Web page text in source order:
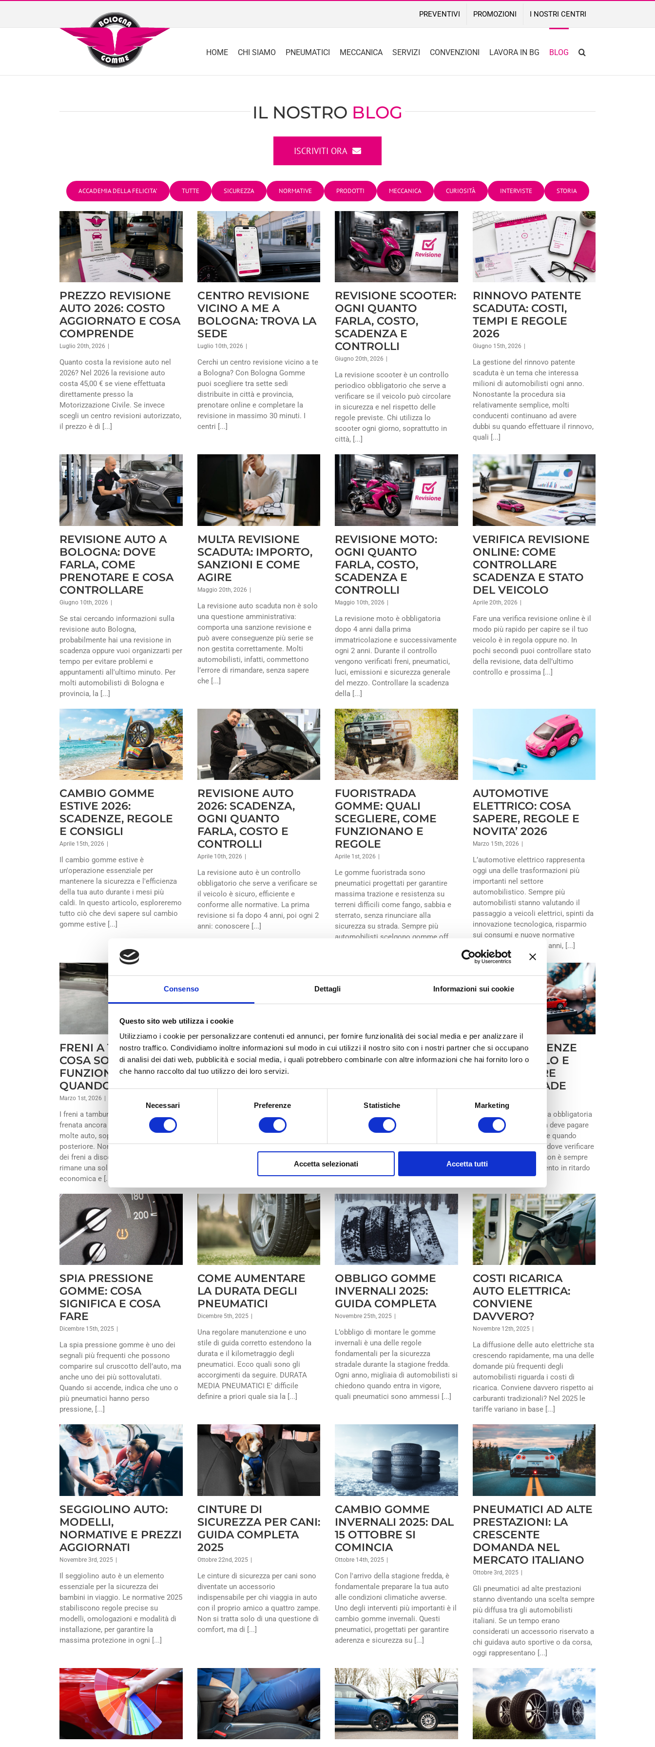
Consenso Dettagli Informazioni sui cookie
Questo sito web utilizza i cookie
Utilizziamo i cookie per personalizzare contenuti ed annunci, per fornire funzionalità dei social media e per analizzare il
nostro traffico. Condividiamo inoltre informazioni sul modo in cui utilizzi il nostro sito con i nostri partner che si occupano
di analisi dei dati web, pubblicità e social media, i quali potrebbero combinarle con altre informazioni che hai fornito loro o
che hanno raccolto dal tuo utilizzo dei loro servizi.
Necessari Preferenze Statistiche Marketing
Accetta selezionati Accetta tutti
content
PREVENTIVI PROMOZIONI I NOSTRI CENTRI
HOME CHI SIAMO PNEUMATICI MECCANICA SERVIZI CONVENZIONI LAVORA IN BG BLOG
IL NOSTRO BLOG
ISCRIVITI ORA
ACCADEMIA DELLA FELICITA’ TUTTE SICUREZZA NORMATIVE PRODOTTI MECCANICA CURIOSITÀ INTERVISTE STORIA
PREZZO REVISIONE
AUTO 2026: COSTO
AGGIORNATO E COSA
COMPRENDE
Luglio 20th, 2026
Quanto costa la revisione auto nel
2026? Nel 2026 la revisione auto
costa 45,00 € se viene effettuata
direttamente presso la
Motorizzazione Civile. Se invece
scegli un centro revisioni autorizzato,
il prezzo è di [...]
CENTRO REVISIONE
VICINO A ME A
BOLOGNA: TROVA LA
SEDE
Luglio 10th, 2026
Cerchi un centro revisione vicino a te
a Bologna? Con Bologna Gomme
puoi scegliere tra sette sedi
distribuite in città e provincia,
prenotare online e completare la
revisione in massimo 30 minuti. I
centri [...]
REVISIONE SCOOTER:
OGNI QUANTO
FARLA, COSTO,
SCADENZA E
CONTROLLI
Giugno 20th, 2026
La revisione scooter è un controllo
periodico obbligatorio che serve a
verificare se il veicolo può circolare
in sicurezza e nel rispetto delle
regole previste. Chi utilizza lo
scooter ogni giorno, soprattutto in
città, [...]
RINNOVO PATENTE
SCADUTA: COSTI,
TEMPI E REGOLE
2026
Giugno 15th, 2026
La gestione del rinnovo patente
scaduta è un tema che interessa
milioni di automobilisti ogni anno.
Nonostante la procedura sia
relativamente semplice, molti
conducenti continuano ad avere
dubbi su quando effettuare il rinnovo,
quali [...]
REVISIONE AUTO A
BOLOGNA: DOVE
FARLA, COME
PRENOTARE E COSA
CONTROLLARE
Giugno 10th, 2026 |
Se stai cercando informazioni sulla
revisione auto Bologna,
probabilmente hai una revisione in
scadenza oppure vuoi organizzarti per
tempo per evitare problemi e
appuntamenti all'ultimo minuto. Per
molti automobilisti di Bologna e
provincia, la [...]
MULTA REVISIONE
SCADUTA: IMPORTO,
SANZIONI E COME
AGIRE
Maggio 20th, 2026 |
La revisione auto scaduta non è solo
una questione amministrativa:
comporta una sanzione revisione e
può avere conseguenze più serie se
non gestita correttamente. Molti
automobilisti, infatti, commettono
l’errore di rimandare, senza sapere
che [...]
REVISIONE MOTO:
OGNI QUANTO
FARLA, COSTO,
SCADENZA E
CONTROLLI
Maggio 10th, 2026 |
La revisione moto è obbligatoria
dopo 4 anni dalla prima
immatricolazione e successivamente
ogni 2 anni. Durante il controllo
vengono verificati freni, pneumatici,
luci, emissioni e sicurezza generale
del mezzo. Controllare la scadenza
della [...]
VERIFICA REVISIONE
ONLINE: COME
CONTROLLARE
SCADENZA E STATO
DEL VEICOLO
Aprile 20th, 2026 |
Fare una verifica revisione online è il
modo più rapido per capire se il tuo
veicolo è in regola oppure no. In
pochi secondi puoi controllare stato
della revisione, data dell’ultimo
controllo e prossima [...]
CAMBIO GOMME
ESTIVE 2026:
SCADENZE, REGOLE
E CONSIGLI
Aprile 15th, 2026
Il cambio gomme estive è
un'operazione essenziale per
mantenere la sicurezza e l'efficienza
della tua auto durante i mesi più
caldi. In questo articolo, esploreremo
tutto ciò che devi sapere sul cambio
gomme estive [...]
REVISIONE AUTO
2026: SCADENZA,
OGNI QUANTO
FARLA, COSTO E
CONTROLLI
Aprile 10th, 2026
La revisione auto è un controllo
obbligatorio che serve a verificare se
il veicolo è sicuro, efficiente e
conforme alle normative. La prima
revisione si fa dopo 4 anni, poi ogni 2
anni: conoscere [...]
FUORISTRADA
GOMME: QUALI
SCEGLIERE, COME
FUNZIONANO E
REGOLE
Aprile 1st, 2026
Le gomme fuoristrada sono
pneumatici progettati per garantire
massima trazione e resistenza su
terreni difficili come fango, sabbia e
sterrato, senza rinunciare alla
sicurezza su strada. Sempre più
automobilisti scelgono gomme off
AUTOMOTIVE
ELETTRICO: COSA
SAPERE, REGOLE E
NOVITA’ 2026
Marzo 15th, 2026
L’automotive elettrico rappresenta
oggi una delle trasformazioni più
importanti nel settore
automobilistico. Sempre più
automobilisti stanno valutando il
passaggio a veicoli elettrici, spinti da
innovazione tecnologica, risparmio
sui consumi e nuove normative
ambientali.Negli ultimi anni, [...]
FRENI A TAMBURO:
COSA SONO, COME
FUNZIONANO E
QUANDO CAMBIARLI
Marzo 1st, 2026 |
I freni a tamburo sono un sistema di
frenata ancora oggi utilizzato su
molte auto, soprattutto sull’asse
posteriore. Nonostante l’evoluzione
dei freni a disco, il freno a tamburo
rimane una soluzione affidabile,
economica e [...]
FRIZIONE: COS’E’,
COME FUNZIONA E
QUANDO CAMBIARLA
La frizione è uno dei componenti più
un’auto. Senza di essa, non sarebbe
possibile cambiare marcia né
controllare correttamente la partenza
e l’arresto del veicolo. Che si tratti di
ADBLUE: COS’E’, A
COSA SERVE E COSA
L’AdBlue è un liquido indispensabile
motori diesel moderni, ma non
sempre è chiaro cos’è davvero, a
cosa serve e perché oggi è diventato
obbligatorio. Introdotto per ridurre le
[...]
BOLLO SCADENZE
2026: CALCOLO E
COME VEDERE
QUANDO SCADE
Il bollo auto è una tassa obbligatoria
che ogni automobilista deve pagare
annualmente, ma capire quando
scade, quanto costa e dove verificare
le scadenze del bollo non è sempre
immediato. Un pagamento in ritardo
[...]
SPIA PRESSIONE
GOMME: COSA
SIGNIFICA E COSA
FARE
Dicembre 15th, 2025
La spia pressione gomme è uno dei
segnali più frequenti che possono
comparire sul cruscotto dell’auto, ma
anche uno dei più sottovalutati.
Quando si accende, indica che uno o
più pneumatici hanno perso
pressione, [...]
COME AUMENTARE
LA DURATA DEGLI
PNEUMATICI
Dicembre 5th, 2025
Una regolare manutenzione e uno
stile di guida corretto estendono la
durata e il kilometraggio degli
pneumatici. Ecco quali sono gli
accorgimenti da seguire. DURATA
MEDIA PNEUMATICI E' difficile
definire a priori quale sia la [...]
OBBLIGO GOMME
INVERNALI 2025:
GUIDA COMPLETA
Novembre 25th, 2025
L’obbligo di montare le gomme
invernali è una delle regole
fondamentali per la sicurezza
stradale durante la stagione fredda.
Ogni anno, migliaia di automobilisti si
chiedono quando entra in vigore,
quali pneumatici sono ammessi [...]
COSTI RICARICA
AUTO ELETTRICA:
CONVIENE
DAVVERO?
Novembre 12th, 2025
La diffusione delle auto elettriche sta
crescendo rapidamente, ma una delle
domande più frequenti degli
automobilisti riguarda i costi di
ricarica. Conviene davvero rispetto ai
carburanti tradizionali? Nel 2025 le
tariffe variano in base [...]
SEGGIOLINO AUTO:
MODELLI,
NORMATIVE E PREZZI
AGGIORNATI
Novembre 3rd, 2025 |
Il seggiolino auto è un elemento
essenziale per la sicurezza dei
bambini in viaggio. Le normative 2025
stabiliscono regole precise su
modelli, omologazioni e modalità di
installazione, per garantire la
massima protezione in ogni [...]
CINTURE DI
SICUREZZA PER CANI:
GUIDA COMPLETA
2025
Ottobre 22nd, 2025 |
Le cinture di sicurezza per cani sono
diventate un accessorio
indispensabile per chi viaggia in auto
con il proprio amico a quattro zampe.
Non si tratta solo di una questione di
comfort, ma di [...]
CAMBIO GOMME
INVERNALI 2025: DAL
15 OTTOBRE SI
COMINCIA
Ottobre 14th, 2025 |
Con l'arrivo della stagione fredda, è
fondamentale preparare la tua auto
alle condizioni climatiche avverse.
Uno degli interventi più importanti è il
cambio gomme invernali. Questi
pneumatici, progettati per garantire
aderenza e sicurezza su [...]
PNEUMATICI AD ALTE
PRESTAZIONI: LA
CRESCENTE
DOMANDA NEL
MERCATO ITALIANO
Ottobre 3rd, 2025 |
Gli pneumatici ad alte prestazioni
stanno diventando una scelta sempre
più diffusa tra gli automobilisti
italiani. Se un tempo erano
considerati un accessorio riservato a
chi guidava auto sportive o da corsa,
oggi rappresentano [...]